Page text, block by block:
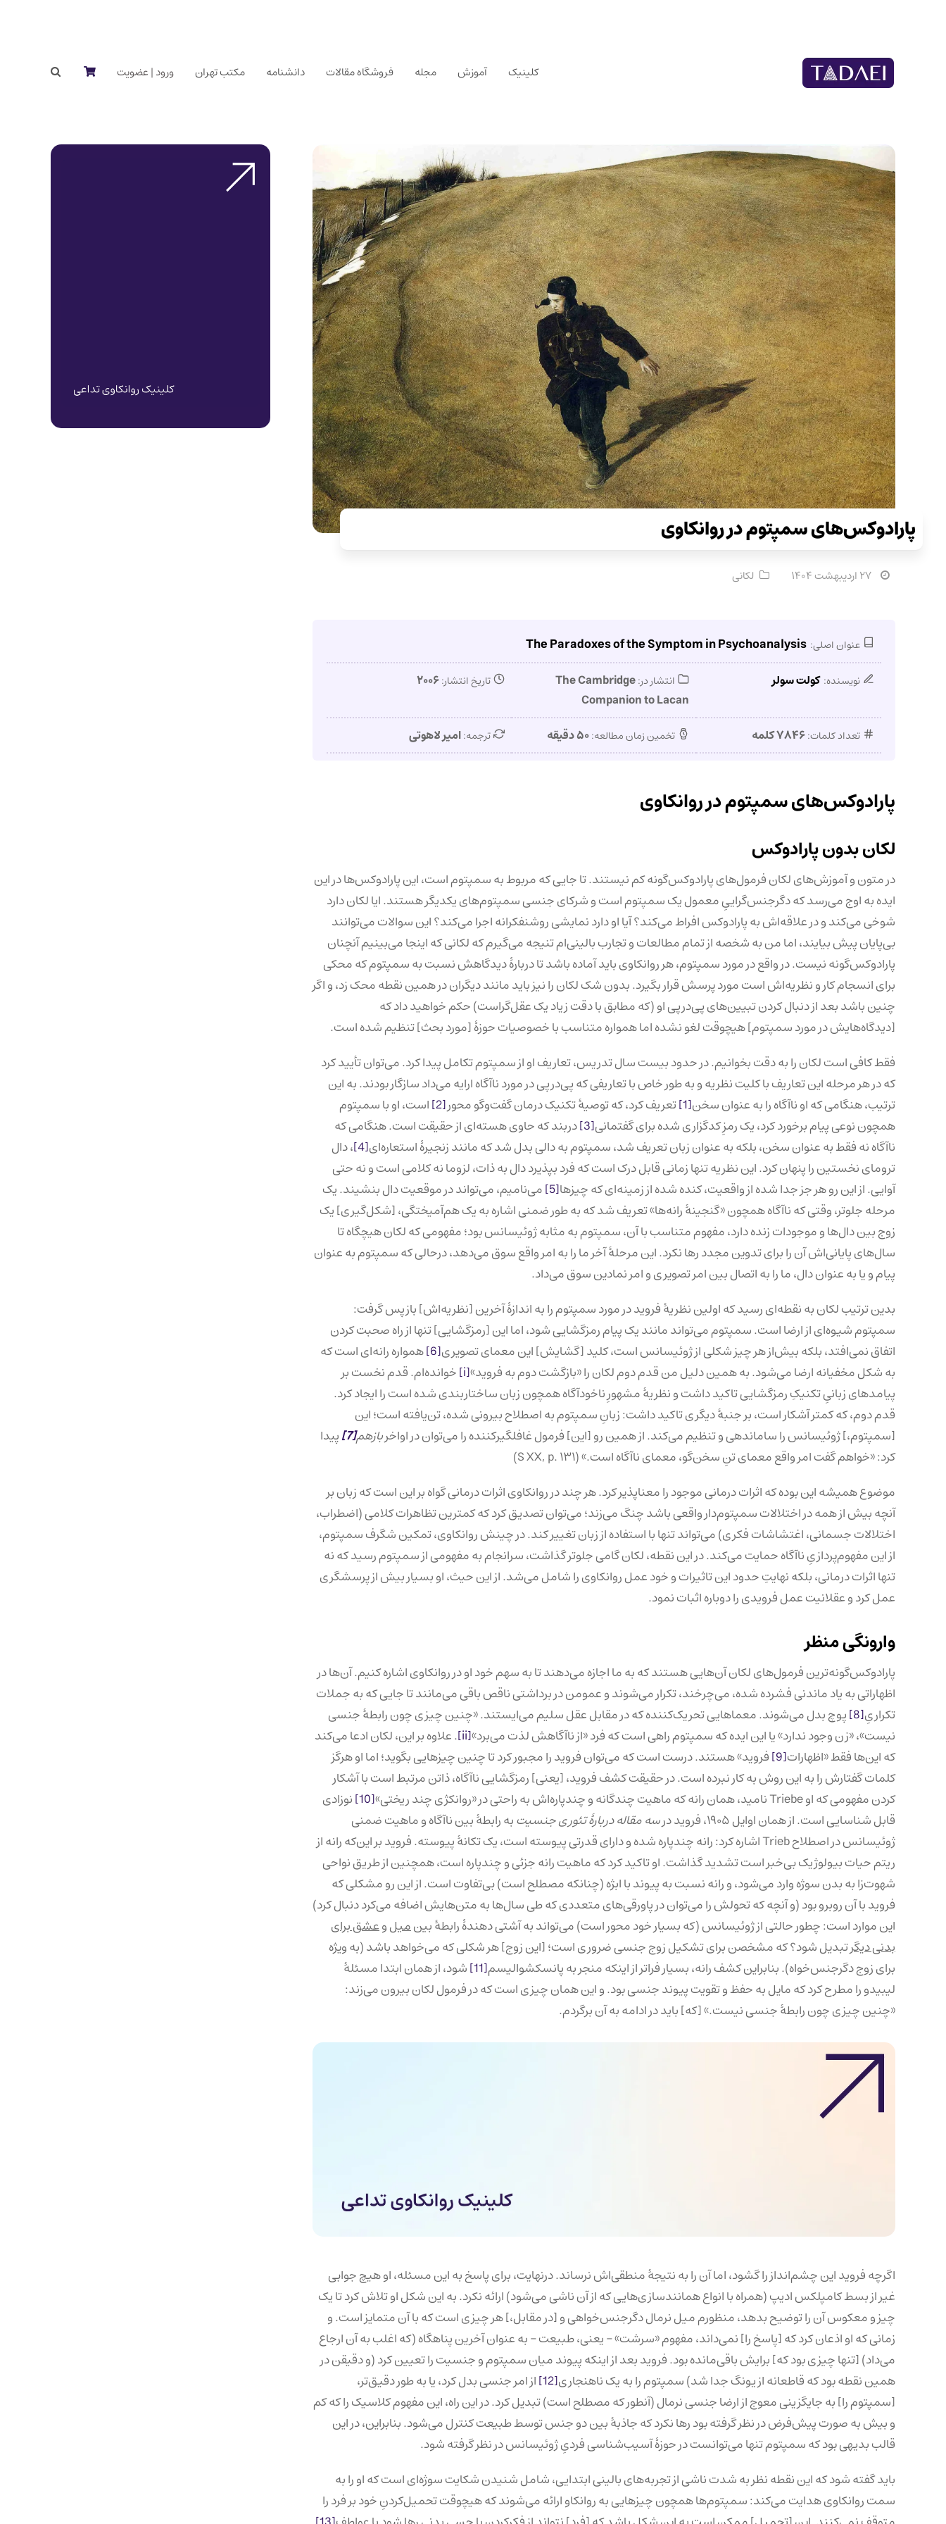
کلینیک آموزش مجله فروشگاه مقالات دانشنامه مکتب تهران ورود | عضویت
پارادوکس‌های سمپتوم در روانکاوی
۲۷ اردیبهشت ۱۴۰۴ لکانی
عنوان اصلی: The Paradoxes of the Symptom in Psychoanalysis
نویسنده: کولت سولر انتشار در:The Cambridge
Companion to Lacan
تاریخ انتشار:۲۰۰۶
تعداد کلمات:۷۸۴۶ کلمه تخمین زمان مطالعه:۵۰ دقیقه ترجمه:امیر لاهوتی
پارادوکس‌های سمپتوم در روانکاوی
لکان بدون پارادوکس
در متون و آموزش‌های لکان فرمول‌های پارادوکس‌گونه کم نیستند. تا جایی که مربوط به سمپتوم است، این پارادوکس‌ها در این
ایده‌ به اوج می‌رسد که دگرجنس‌گراییِ معمول یک سمپتوم است و شرکای جنسی سمپتوم‌های یکدیگر هستند. ایا لکان دارد
شوخی می‌کند و در علاقه‌اش‌ به پارادوکس افراط می‌کند؟ آیا او دارد نمایشی روشنفکرانه اجرا می‌کند؟ این سوالات می‌توانند
بی‌پایان پیش ‌بیایند، اما من به شخصه از تمام مطالعات و تجارب بالینی‌ام تنیجه می‌گیرم که لکانی که اینجا می‌بینیم آنچنان
پارادوکس‌گونه نیست. در واقع در مورد سمپتوم، هر روانکاوی باید آماده باشد تا دربارهٔ دیدگاهش نسبت به سمپتوم که محکی
برای انسجام کار و نظریه‌اش است مورد پرسش قرار بگیرد. بدون شک لکان را نیز باید مانند دیگران در همین نقطه محک زد، و اگر
چنین باشد بعد از دنبال کردن تبیین‌های پی‌درپی او (که مطابق با دقت زیاد یک عقل‌گراست) حکم خواهید داد که
[دیدگاه‌هایش در مورد سمپتوم] هیچوقت لغو نشده اما همواره متناسب با خصوصیات حوزهٔ [مورد بحث] تنظیم شده است.
فقط کافی است لکان را به دقت بخوانیم. در حدود بیست سال تدریس، تعاریف او از سمپتوم تکامل پیدا کرد. می‌توان تأیید کرد
که در هر مرحله این تعاریف با کلیت نظریه و به طور خاص با تعاریفی که پی‌درپی در مورد ناآگاه ارایه می‌داد سازگار بودند. به این
ترتیب، هنگامی که او ناآگاه را به عنوان سخن[1] تعریف کرد، که توصیهٔ تکنیک درمان گفت‌وگو محور[2]
است، او با سمپتوم
همچون نوعی پیام برخورد کرد، یک رمزِ کدگزاری شده برای گفتمانی[3]
دربند که حاوی هسته‌ای از حقیقت است. هنگامی که
ناآگاه نه فقط به عنوان سخن، بلکه به عنوان زبان تعریف شد، سمپتوم به دالی بدل شد که مانند زنجیرهٔ استعاره‌ای[4] ، دال
ترومای نخستین را پنهان کرد. این نظریه تنها زمانی قابل درک است که فرد بپذیرد دال به ذات، لزوما نه کلامی است و نه حتی
آوایی. از این رو هر جز جدا شده از واقعیت، کنده شده از زمینه‌ای که چیزها[5]
می‌نامیم، می‌تواند در موقعیت دال بنشیند. یک
مرحله جلوتر، وقتی که ناآگاه همچون «گنجینهٔ رانه‌ها» تعریف شد که به طور ضمنی اشاره به یک هم‌آمیختگی، [شکل‌گیری] یک
زوج بین دال‌ها و موجودات زنده دارد، مفهوم متناسب با آن، سمپتوم به مثابه ژوئیسانس بود؛ مفهومی که لکان هیچگاه تا
سال‌های پایانی‌اش آن را برای تدوین مجدد رها نکرد. این مرحلهٔ آخر ما را به امر واقع سوق می‌دهد، درحالی که سمپتوم به عنوان
پیام و یا به عنوان دال، ما را به اتصال بین امر تصویری و امر نمادین سوق می‌داد.
بدین ترتیب لکان به نقطه‌ای رسید که اولین نظریهٔ فروید در مورد سمپتوم را به اندازهٔ آخرین [نظریه‌اش] بازپس گرفت:
سمپتوم شیوه‌ای از ارضا است. سمپتوم می‌تواند مانند یک پیام رمزگشایی شود، اما این [رمزگشایی] تنها از راه صحبت کردن
اتفاق نمی‌افتد، بلکه بیش‌از هر چیز شکلی از ژوئیسانس است، کلید [گشایش] این معمای تصویری[6]
همواره رانه‌ای است که
به شکل مخفیانه ارضا می‌شود. به همین دلیل من قدم دوم لکان را «بازگشت دوم به فروید»[i] خوانده‌ام. قدم نخست بر
پیامدهای زبانیِ تکنیکِ رمزگشایی تاکید داشت و نظریهٔ مشهورِ ناخودآگاه همچون زبان ساختاربندی شده است را ایجاد کرد.
قدم دوم، که کمتر آشکار است، بر جنبهٔ دیگری تاکید داشت: زبانِ سمپتوم به اصطلاح بیرونی شده، تن‌یافته است؛ این
[سمپتوم،] ژوئیسانس را ساماندهی و تنظیم می‌کند. از همین رو [این] فرمول غافلگیرکننده‌ را می‌توان در اواخربازهم[7]
پیدا
کرد: «خواهم گفت امر واقع معمای تنِ سخن‌گو، معمای ناآگاه است.» (S XX, p. ۱۳۱)
موضوع همیشه این بوده که اثرات درمانی موجود را معناپذیر کرد. هر چند در روانکاوی اثرات درمانی گواه بر این است که زبان بر
آنچه بیش از همه در اختلالات سمپتوم‌دار واقعی باشد چنگ می‌زند؛ می‌توان تصدیق کرد که کمترین تظاهرات کلامی (اضطراب،
اختلالات جسمانی، اغتشاشات فکری) می‌تواند تنها با استفاده از زبان تغییر کند. در چینش روانکاوی، تمکین شگرف سمپتوم،
از این مفهوم‌پردازیِ ناآگاه حمایت می‌کند. در این نقطه، لکان گامی جلوتر گذاشت، سرانجام به مفهومی از سمپتوم رسید که نه
تنها اثرات درمانی، بلکه نهایتِ حدود این تاثیرات و خود عمل روانکاوی را شامل می‌شد. از این حیث، او بسیار بیش از پرسشگری
عمل کرد و عقلانیت عمل فرویدی را دوباره اثبات نمود.
وارونگی منظر
پارادوکس‌گونه‌ترین فرمول‌های لکان آن‌هایی هستند که به ما اجازه می‌دهند تا به سهم خود او در روانکاوی اشاره کنیم. آن‌ها در
اظهاراتی به یاد ماندنی فشرده شده‌، می‌چرخند، تکرار می‌شوند و عمومن در برداشتی ناقص باقی می‌مانند تا جایی که به جملات
تکراریِ[8]
پوچ بدل می‌شوند. معماهایی تحریک‌کننده که در مقابل عقل سلیم می‌ایستند. «چنین چیزی چون رابطهٔ جنسی
نیست»، «زن وجود ندارد» یا این ایده که سمپتوم راهی است که فرد «از ناآگاهش لذت می‌برد»[ii] . علاوه بر این، لکان ادعا می‌کند
که این‌‌ها فقط «اظهارات[9]
فروید» هستند. درست است که می‌توان فروید را مجبور کرد تا چنین چیزهایی بگوید؛ اما او هرگز
کلمات گفتارش را به این روش به کار نبرده است. در حقیقت کشف فروید، [یعنی] رمزگشایی ناآگاه، ذاتن مرتبط است با آشکار
کردن مفهومی که او Triebe نامید، همان رانه که ماهیت چندگانه و ‌چندپاره‌اش به راحتی در «روانکژی چند ریختی»
[10]
نوزادی
قابل شناسایی است. از همان اوایل ۱۹۰۵، فروید در
سه مقاله دربارهٔ تئوری جنسیتبه رابطهٔ بین ناآگاه و ماهیت ضمنی
ژوئیسانس در اصطلاح Trieb اشاره کرد: رانه چندپاره شده و دارای قدرتی پیوسته است، یک تکانهٔ پیوسته. فروید بر این‌که رانه از
ریتم حیات بیولوژیک بی‌خبر است تشدید گذاشت. او تاکید کرد که ماهیت رانه جزئی و چندپاره‌ است، همچنین از طریق نواحی
شهوت‌زا به بدن سوژه وارد می‌شود، و رانه نسبت به پیوند‌ با ابژه (چنانکه مصطلح است) بی‌تفاوت است. از این رو مشکلی که
فروید با آن روبرو بود (و آنچه که تحولش را می‌توان در پاورقی‌های متعددی که طی سال‌ها به متن‌هایش اضافه می‌کرد دنبال کرد)
این موارد است: چطور حالتی از ژوئیسانس (که بسیار خود محور است) می‌تواند به آشتی دهندهٔ رابطهٔ بینمیلوعشق برای
بدنی دیگرتبدیل شود؟ که مشخصن برای تشکیل زوج جنسی ضروری است؛ [این زوج] هر شکلی که می‌خواهد باشد (به ویژه
برای زوج دگرجنس‌خواه). بنابراین کشف رانه، بسیار فراتر از اینکه منجر به پانسکشوالیسم[11]
شود، از همان ابتدا مسئلهٔ
لیبیدو را مطرح کرد که مایل به حفظ و تقویت پیوند جنسی بود. و این همان چیزی است که در فرمول لکان بیرون می‌زند:
«چنین چیزی چون رابطهٔ جنسی نیست.» [که] باید در ادامه به آن برگردم.
اگرچه فروید این چشم‌انداز را گشود، اما آن را به نتیجهٔ منطقی‌اش نرساند. درنهایت، برای پاسخ به این مسئله، او هیچ جوابی
غیر از بسط کامپلکس ادیپ (همراه با انواع همانندسازی‌هایی که از آن ناشی می‌شود) ارائه نکرد. به این شکل او تلاش کرد تا یک
چیز و معکوس آن را توضیح بدهد، منظورم میل نرمال دگرجنس‌خواهی و [در مقابل،] هر چیزی است که با آن متمایز است. و
زمانی که او اذعان کرد که [پاسخ را] نمی‌داند، مفهوم «سرشت» – یعنی، طبیعت – به عنوان آخرین پناهگاه (که اغلب به آن ارجاع
می‌داد) [تنها چیزی بود که] برایش باقی‌مانده بود. فروید بعد از اینکه پیوند میان سمپتوم و جنسیت را تعیین کرد (و دقیقن در
همین نقطه بود که قاطعانه از یونگ جدا شد) سمپتوم را به یک ناهنجاری[12]
از امر جنسی بدل کرد، یا به طور دقیق‌تر،
[سمپتوم را] به جایگزینی معوج از ارضا جنسی نرمال (آنطور که مصطلح است)‌ تبدیل کرد. در این راه، این مفهوم کلاسیک را که کم
و بیش به صورت پیش‌فرض در نظر گرفته بود رها نکرد که جاذبهٔ بین دو جنس توسط طبیعت کنترل می‌شود. بنابراین، در این
قالب بدیهی بود که سمپتوم تنها می‌توانست در حوزهٔ آسیب‌شناسی فردیِ ژوئیسانس در نظر گرفته شود.
باید گفته شود که این نقطه نظر به شدت ناشی از تجربه‌های بالینی ابتدایی، شامل شنیدن شکایت سوژه‌ای است که او را به
سمت روانکاوی هدایت می‌کند: سمپتوم‌ها همچون چیزهایی به روانکاو ارائه می‌شوند که هیچوقت تحمیل‌کردنِ خود بر فرد را